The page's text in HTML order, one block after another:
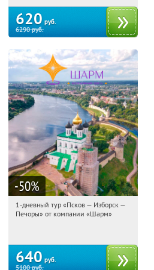
620 руб.
6290руб.
-50%
10:36:54 Купили:12
1-дневный тур «Псков — Изборск —
Печоры» от компании «Шарм»
640 руб.
5100руб.